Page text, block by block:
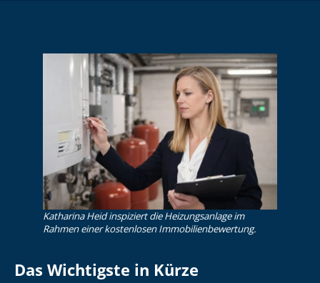
Katharina Heid inspiziert die Heizungsanlage im
Rahmen einer kostenlosen Im­mo­bi­li­en­be­wer­tung.
Das Wichtigste in Kürze